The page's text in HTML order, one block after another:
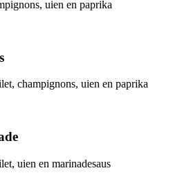
uien en paprika
champignons, uien en paprika
uien en marinadesaus